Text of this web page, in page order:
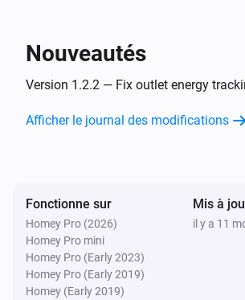
Emporia Vue Outlet
Nouveautés
Version 1.2.2 — Fix outlet energy
Afficher le journal des modifications
Fonctionne sur
Homey Pro (2026)
Homey Pro mini
Homey Pro (Early 2023)
Homey Pro (Early 2019)
Homey (Early 2019)
Mis à
il y a 11